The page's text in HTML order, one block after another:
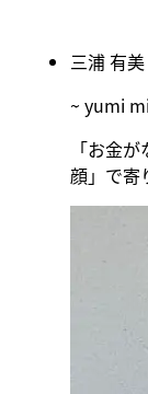
三浦 有美
~ yumi
「お金
顔」で寄